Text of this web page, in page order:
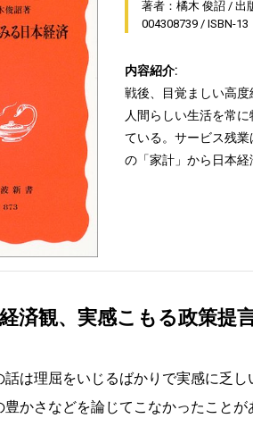
著者：橘木 俊詔 出
004308739
ISBN-13
内容紹介:
戦後、目覚ましい高
人間らしい生活を常
ている。サービス残
の「家計」から日本経
済観、実感こもる政策提
話は理屈をいじるばかりで実感に乏
かさなどを論じてこなかったことが